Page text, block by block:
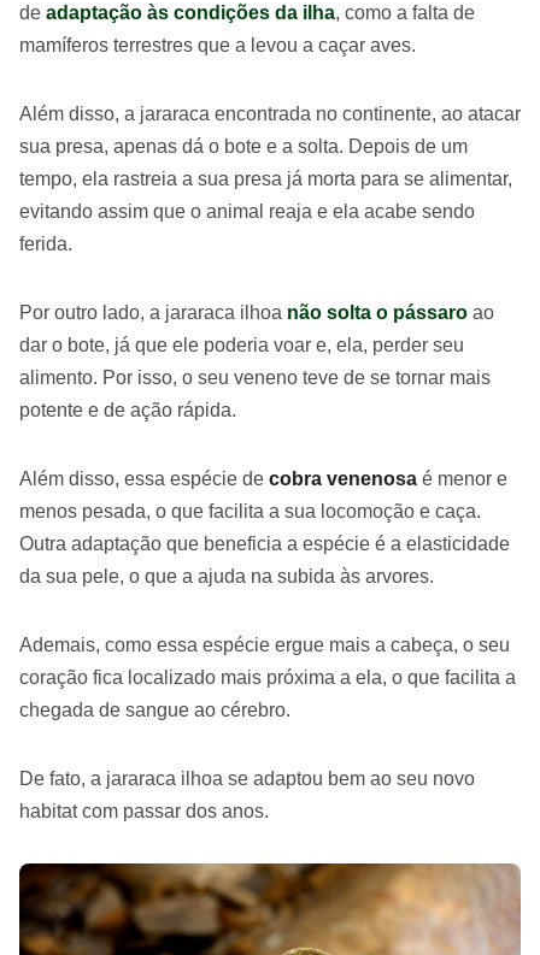
de adaptação às condições da ilha, como a falta de
mamíferos terrestres que a levou a caçar aves.
Além disso, a jararaca encontrada no continente, ao atacar
sua presa, apenas dá o bote e a solta. Depois de um
tempo, ela rastreia a sua presa já morta para se alimentar,
evitando assim que o animal reaja e ela acabe sendo
ferida.
Por outro lado, a jararaca ilhoa não solta o pássaro ao
dar o bote, já que ele poderia voar e, ela, perder seu
alimento. Por isso, o seu veneno teve de se tornar mais
potente e de ação rápida.
Além disso, essa espécie de cobra venenosa é menor e
menos pesada, o que facilita a sua locomoção e caça.
Outra adaptação que beneficia a espécie é a elasticidade
da sua pele, o que a ajuda na subida às arvores.
Ademais, como essa espécie ergue mais a cabeça, o seu
coração fica localizado mais próxima a ela, o que facilita a
chegada de sangue ao cérebro.
De fato, a jararaca ilhoa se adaptou bem ao seu novo
habitat com passar dos anos.